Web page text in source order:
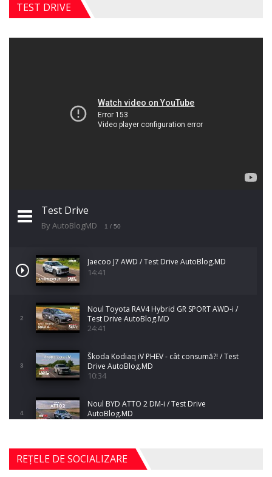
TEST DRIVE
Test Drive
By AutoBlogMD 1 / 50
Jaecoo J7 AWD / Test Drive AutoBlog.MD
14:41
2
Noul Toyota RAV4 Hybrid GR SPORT AWD-i /
Test Drive AutoBlog.MD
24:41
3
Škoda Kodiaq iV PHEV - cât consumă?! / Test
Drive AutoBlog.MD
10:34
4
Noul BYD ATTO 2 DM-i / Test Drive
AutoBlog.MD
17:35
5
Noul Mercedes-Benz S-Class facelift (S 580
4MATIC V223) / Test Drive AutoBlog.MD
27:33
REȚELE DE SOCIALIZARE